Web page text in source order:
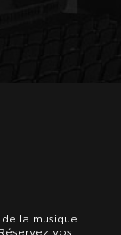
la musique
vos